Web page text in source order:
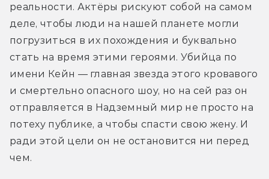
реальности. Актёры рискуют собой на самом
деле, чтобы люди на нашей планете могли
погрузиться в их похождения и буквально
стать на время этими героями. Убийца по
имени Кейн — главная звезда этого кровавого
и смертельно опасного шоу, но на сей раз он
отправляется в Надземный мир не просто на
потеху публике, а чтобы спасти свою жену. И
ради этой цели он не остановится ни перед
чем.